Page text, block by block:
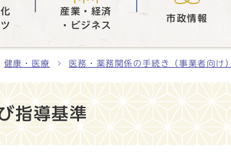
産業・経済
・ビジネス
市政情報
健康・医療 医務・薬務関係の手続き（事業者向け）
指導基準